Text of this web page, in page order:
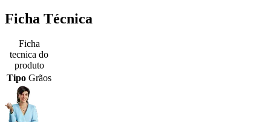
Ficha Técnica
Ficha
tecnica do
produto
Tipo Grãos